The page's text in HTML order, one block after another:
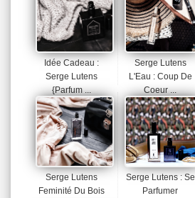
Idée Cadeau :
Serge Lutens
{Parfum ...
Serge Lutens
L'Eau : Coup De
Coeur ...
Serge Lutens
Feminité Du Bois
Serge Lutens : Se
Parfumer